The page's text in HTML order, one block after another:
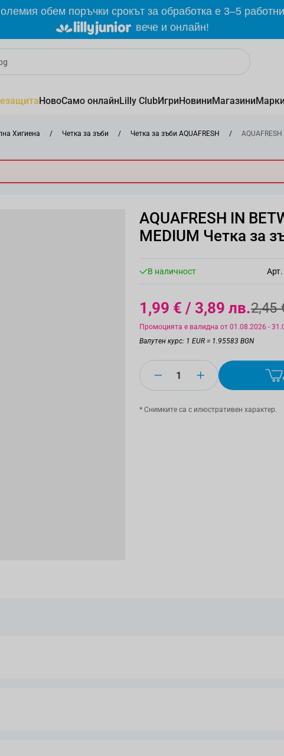
обем поръчки срокът за обработка е 3–5
вече и онлайн!
НовоСамо онлайнLilly ClubИгриНовиниМагазиниМарки
Хигиена / Четка за зъби / Четка за зъби AQUAFRESH /
AQUAFRESH IN
MEDIUM Четка за
В наличност
1,99 € / 3,89 лв.2,45
Промоцията е валидна от 01.08.2026 -
Валутен курс: 1 EUR = 1.95583 BGN
Количество
* Снимките са с илюстративен характер.